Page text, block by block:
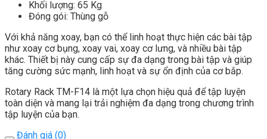
Khối lượng: 65 Kg
Đóng gói: Thùng gỗ
Với khả năng xoay, bạn có thể linh hoạt thực hiện các bài tập
như xoay cơ bụng, xoay vai, xoay cơ lưng, và nhiều bài tập
khác. Thiết bị này cung cấp sự đa dạng trong bài tập và giúp
tăng cường sức mạnh, linh hoạt và sự ổn định của cơ bắp.
Rotary Rack TM-F14 là một lựa chọn hiệu quả để tập luyện
toàn diện và mang lại trải nghiệm đa dạng trong chương trình
tập luyện của bạn.
Đánh giá (0)